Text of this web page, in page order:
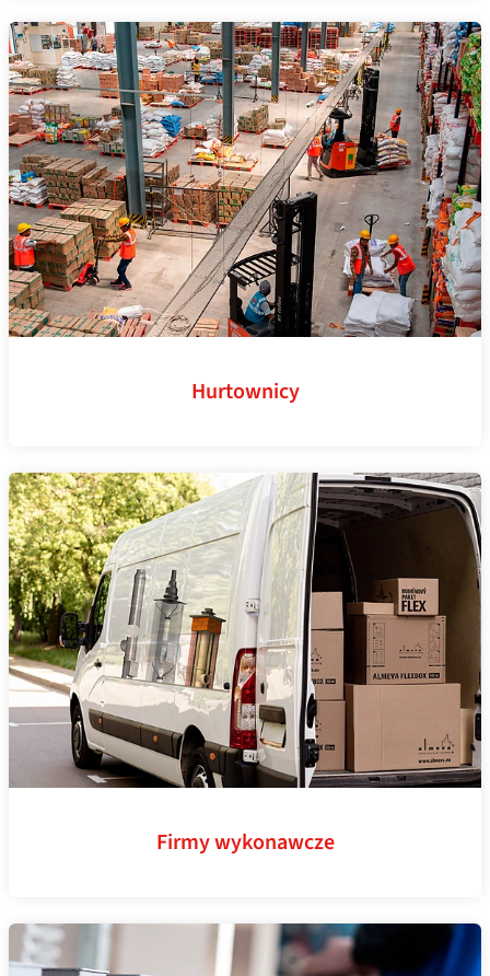
Hurtownicy
Firmy wykonawcze